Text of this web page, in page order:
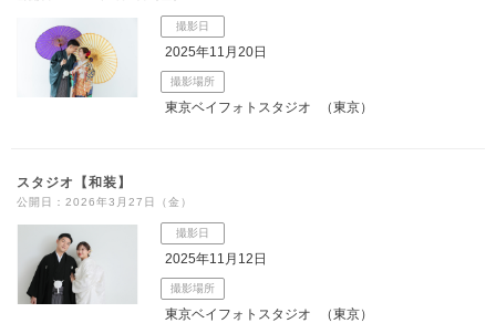
撮影日
2025年11月20日
撮影場所
東京ベイフォトスタジオ （東京）
スタジオ【和装】
公開日：2026年3月27日（金）
撮影日
2025年11月12日
撮影場所
東京ベイフォトスタジオ （東京）